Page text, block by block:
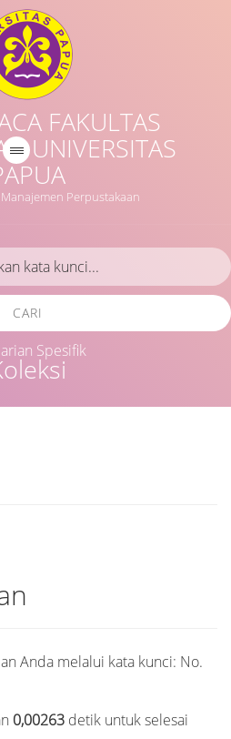
FAKULTAS
UNIVERSITAS
Perpustakaan
CARI
Spesifik
Anda melalui kata kunci: No.
0,00263 detik untuk selesai